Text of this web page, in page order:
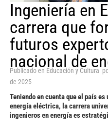
Ingeniería en
carrera que
futuros
nacional de
Publicado en Educación y Cultura
de 2025
Teniendo en cuenta que el país
energía eléctrica, la carrera
ingenieros en energía es